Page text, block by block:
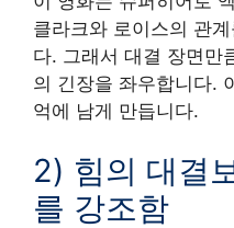
클라크와 로이스의 관
다. 그래서 대결 장면만
의 긴장을 좌우합니다.
억에 남게 만듭니다.
2) 힘의 대결
를 강조함